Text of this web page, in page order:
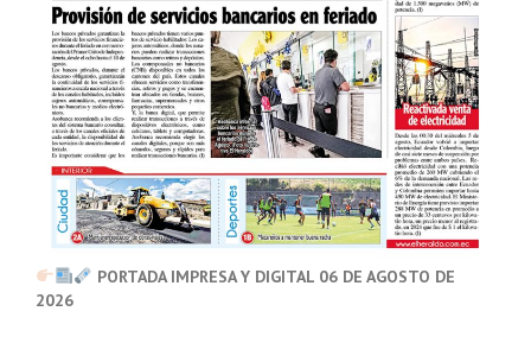
PORTADA IMPRESA Y DIGITAL 06 DE AGOSTO DE
2026